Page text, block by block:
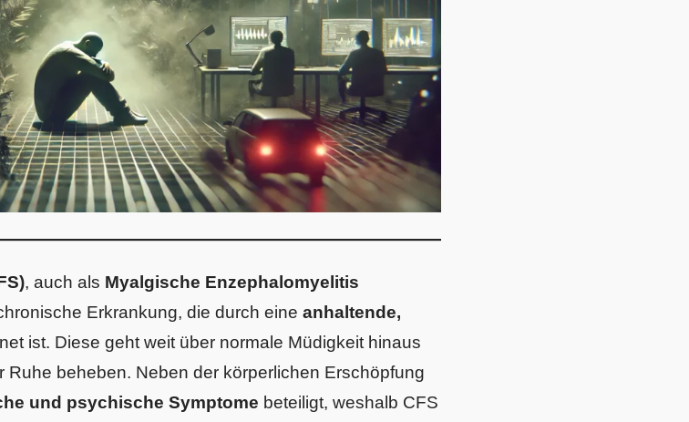
, auch als Myalgische Enzephalomyelitis
Erkrankung, die durch eine anhaltende,
ist. Diese geht weit über normale Müdigkeit hinaus
Ruhe beheben. Neben der körperlichen Erschöpfung
und psychische Symptome beteiligt, weshalb CFS